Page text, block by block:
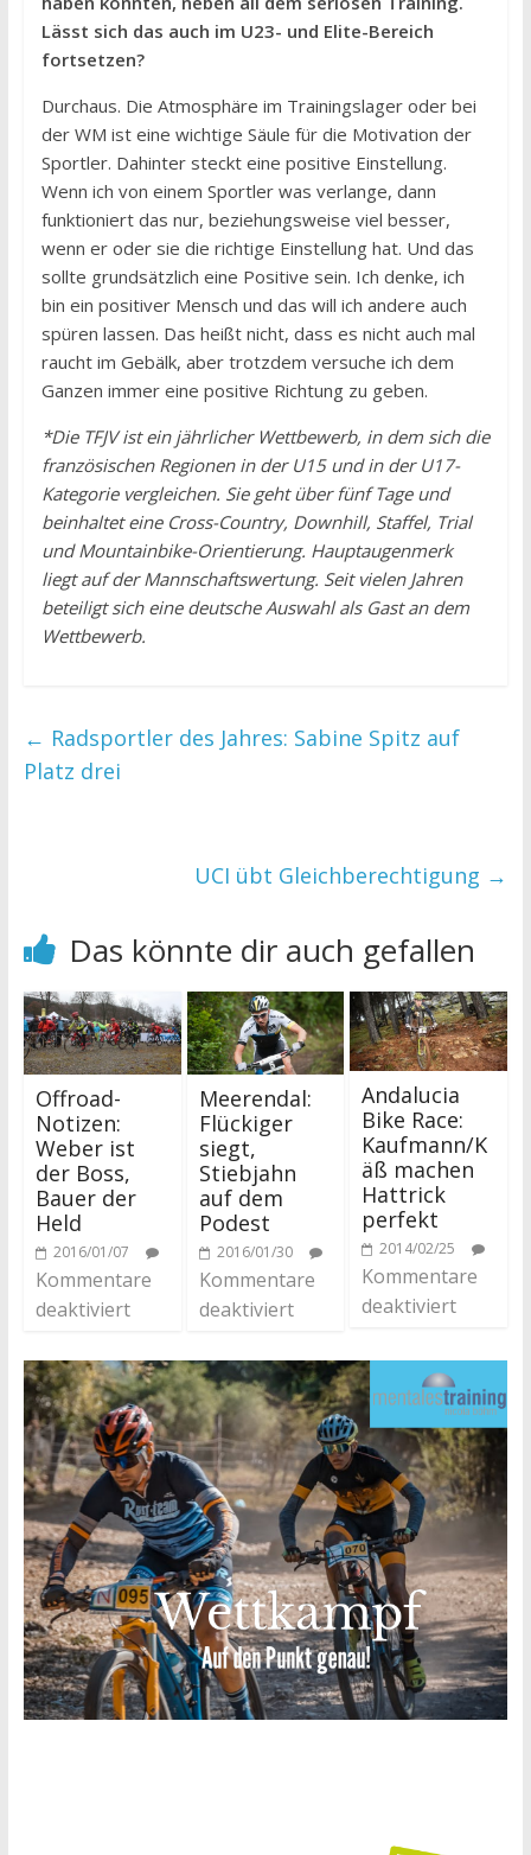
Lässt sich das auch im U23- und Elite-Bereich
fortsetzen?
Durchaus. Die Atmosphäre im Trainingslager oder bei
der WM ist eine wichtige Säule für die Motivation der
Sportler. Dahinter steckt eine positive Einstellung.
Wenn ich von einem Sportler was verlange, dann
funktioniert das nur, beziehungsweise viel besser,
wenn er oder sie die richtige Einstellung hat. Und das
sollte grundsätzlich eine Positive sein. Ich denke, ich
bin ein positiver Mensch und das will ich andere auch
spüren lassen. Das heißt nicht, dass es nicht auch mal
raucht im Gebälk, aber trotzdem versuche ich dem
Ganzen immer eine positive Richtung zu geben.
*Die TFJV ist ein jährlicher Wettbewerb, in dem sich die
französischen Regionen in der U15 und in der U17-
Kategorie vergleichen. Sie geht über fünf Tage und
beinhaltet eine Cross-Country, Downhill, Staffel, Trial
und Mountainbike-Orientierung. Hauptaugenmerk
liegt auf der Mannschaftswertung. Seit vielen Jahren
beteiligt sich eine deutsche Auswahl als Gast an dem
Wettbewerb.
← Radsportler des Jahres: Sabine Spitz auf
Platz drei
UCI übt Gleichberechtigung →
Das könnte dir auch gefallen
Offroad-
Notizen:
Weber ist
der Boss,
Bauer der
Held
2016/01/07
Kommentare
deaktiviert
Meerendal:
Flückiger
siegt,
Stiebjahn
auf dem
Podest
2016/01/30
Kommentare
deaktiviert
Andalucia
Bike Race:
Kaufmann/K
äß machen
Hattrick
perfekt
2014/02/25
Kommentare
deaktiviert